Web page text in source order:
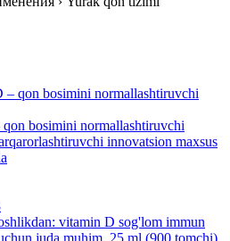
bosimini normallashtiruvchi
innovatsion maxsus
vitamin D sog'lom immun
juda muhim. 25 ml (900 tomchi)